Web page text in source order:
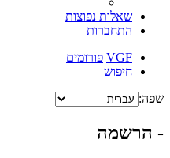
שאלות נפוצות
התחברות
VGF פורומים
חיפוש
שפה:
- הרשמה